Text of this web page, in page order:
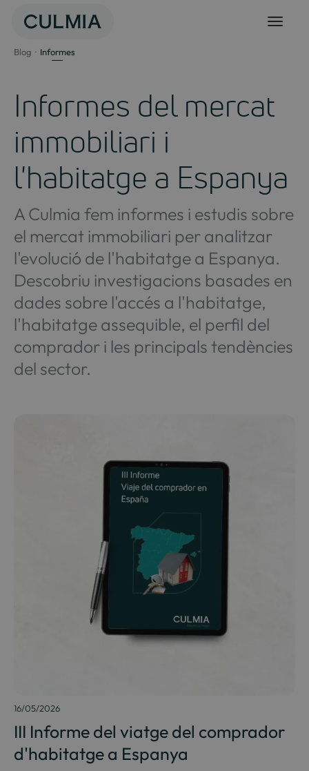
contingut
Blog Informes
Informes del mercat
immobiliari i
l'habitatge a Espanya
A Culmia fem informes i estudis sobre
el mercat immobiliari per analitzar
l'evolució de l'habitatge a Espanya.
Descobriu investigacions basades en
dades sobre l'accés a l'habitatge,
l'habitatge assequible, el perfil del
comprador i les principals tendències
del sector.
16/05/2026
III Informe del viatge del comprador
d'habitatge a Espanya